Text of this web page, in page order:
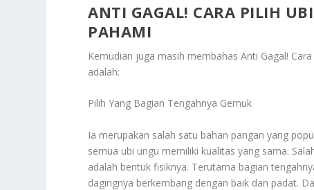
ANTI GAGAL! CARA PILIH
PAHAMI
Kemudian juga masih membahasAnti Gagal!
adalah:
Pilih Yang Bagian Tengahnya Gemuk
Ia merupakan salah satu bahan pangan yang
semua ubi ungu memiliki kualitas yang sama.
adalah bentuk fisiknya. Terutama bagian
dagingnya berkembang dengan baik dan padat.